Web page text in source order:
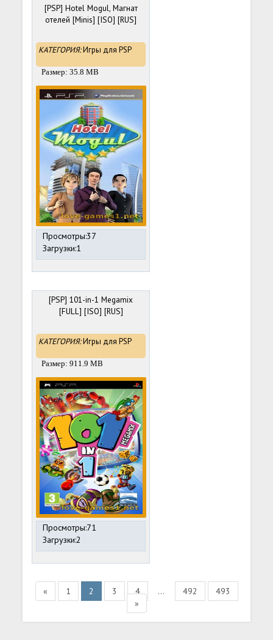
[PSP] Hotel Mogul, Магнат
отелей [Minis] [ISO] [RUS]
КАТЕГОРИЯ:Игры для PSP
Размер: 35.8 MB
Просмотры:37
Загрузки:1
[PSP] 101-in-1 Megamix
[FULL] [ISO] [RUS]
КАТЕГОРИЯ:Игры для PSP
Размер: 911.9 MB
Просмотры:71
Загрузки:2
« 1 2 3 4 ... 492
493
»